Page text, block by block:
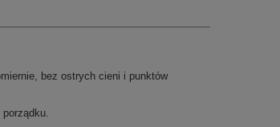
bez ostrych cieni i punktów